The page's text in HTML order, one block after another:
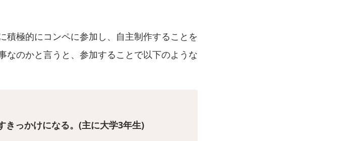
積極的にコンペに参加し、自主制作することを
なのかと言うと、参加することで以下のような
きっかけになる。(主に大学3年生)